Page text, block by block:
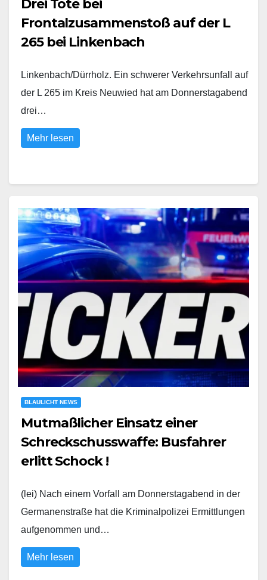
Drei Tote bei
Frontalzusammenstoß auf der L
265 bei Linkenbach
Linkenbach/Dürrholz. Ein schwerer Verkehrsunfall auf
der L 265 im Kreis Neuwied hat am Donnerstagabend
drei…
Mehr lesen
BLAULICHT NEWS
Mutmaßlicher Einsatz einer
Schreckschusswaffe: Busfahrer
erlitt Schock !
(lei) Nach einem Vorfall am Donnerstagabend in der
Germanenstraße hat die Kriminalpolizei Ermittlungen
aufgenommen und…
Mehr lesen